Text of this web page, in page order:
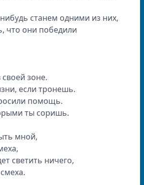
станем одними из них,
что они победили
зоне.
если тронешь.
помощь.
ты соришь.
мной,
светить ничего,